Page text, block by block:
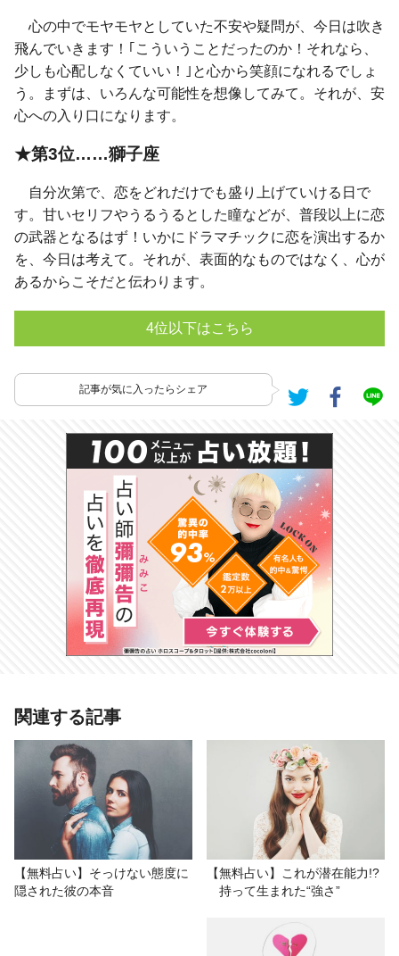
心の中でモヤモヤとしていた不安や疑問が、今日は吹き
飛んでいきます！｢こういうことだったのか！それなら、
少しも心配しなくていい！｣と心から笑顔になれるでしょ
う。まずは、いろんな可能性を想像してみて。それが、安
心への入り口になります。
★第3位……獅子座
自分次第で、恋をどれだけでも盛り上げていける日で
す。甘いセリフやうるうるとした瞳などが、普段以上に恋
の武器となるはず！いかにドラマチックに恋を演出するか
を、今日は考えて。それが、表面的なものではなく、心が
あるからこそだと伝わります。
4位以下はこちら
記事が気に入ったらシェア
関連する記事
【無料占い】そっけない態度に
隠された彼の本音
【無料占い】これが潜在能力!?
持って生まれた“強さ”